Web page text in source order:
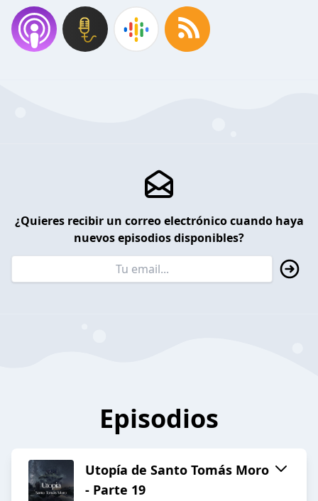
¿Quieres recibir un correo electrónico cuando haya
nuevos episodios disponibles?
Episodios
Utopía de Santo Tomás Moro
- Parte 19